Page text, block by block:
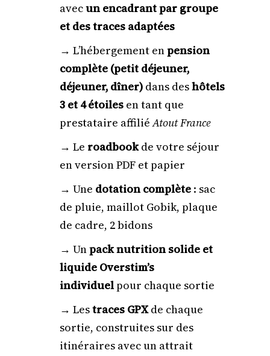
avecun encadrant par groupe
et des traces adaptées
→ L’hébergement enpension
complète (petit déjeuner,
déjeuner, dîner)dans deshôtels
3 et 4 étoilesen tant que
prestataire affiliéAtout France
→ Le roadbookde votre séjour
en version PDF et papier
→ Une dotation complète: sac
de pluie, maillot Gobik, plaque
de cadre, 2 bidons
→ Unpack nutrition solide et
liquide Overstim’s
individuelpour chaque sortie
→ Lestraces GPXde chaque
sortie, construites sur des
itinéraires avec un attrait